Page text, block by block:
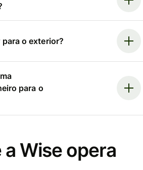
o exterior?
para o
Wise opera